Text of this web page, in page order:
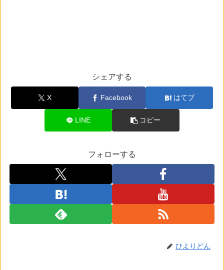
シェアする
X Facebook はてブ
LINE コピー
フォローする
ひよりどん